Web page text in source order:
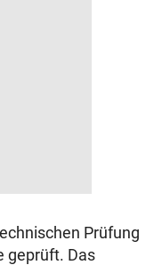
Prüfung
geprüft. Das